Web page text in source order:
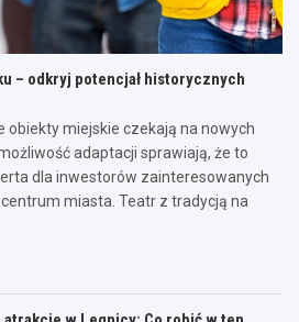
– odkryj potencjał historycznych
obiekty miejskie czekają na nowych
adaptacji sprawiają, że to
dla inwestorów zainteresowanych
miasta. Teatr z tradycją na